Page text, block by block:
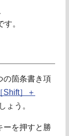
。
の箇条書き項
［Shift］＋
ょう。
ーを押すと勝